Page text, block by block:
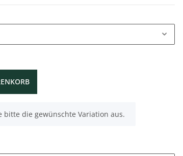
bitte die gewünschte Variation aus.